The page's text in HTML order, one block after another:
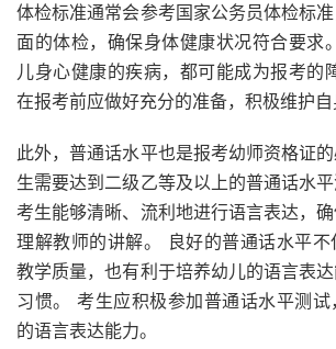
体检标准通常会参考国家公务员体检标
面的体检，确保身体健康状况符合要求
儿身心健康的疾病，都可能成为报考的
在报考前应做好充分的准备，积极维护自
此外，普通话水平也是报考幼师资格证
生需要达到二级乙等及以上的普通话水
考生能够清晰、流利地进行语言表达，
理解教师的讲解。 良好的普通话水平
教学质量，也有利于培养幼儿的语言表
习惯。 考生应积极参加普通话水平测
的语言表达能力。